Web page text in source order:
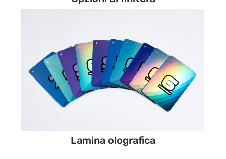
Lamina olografica